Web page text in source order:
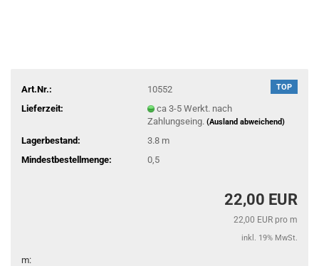
TOP
Art.Nr.:
10552
Lieferzeit:
ca 3-5 Werkt. nach
Zahlungseing. (Ausland abweichend)
Lagerbestand: 3.8 m
Mindestbestellmenge:
0,5
22,00 EUR
22,00 EUR pro m
inkl. 19% MwSt.
m: